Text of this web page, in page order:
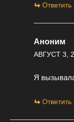
Ответить
Аноним
АВГУСТ 3,
Я
Ответить